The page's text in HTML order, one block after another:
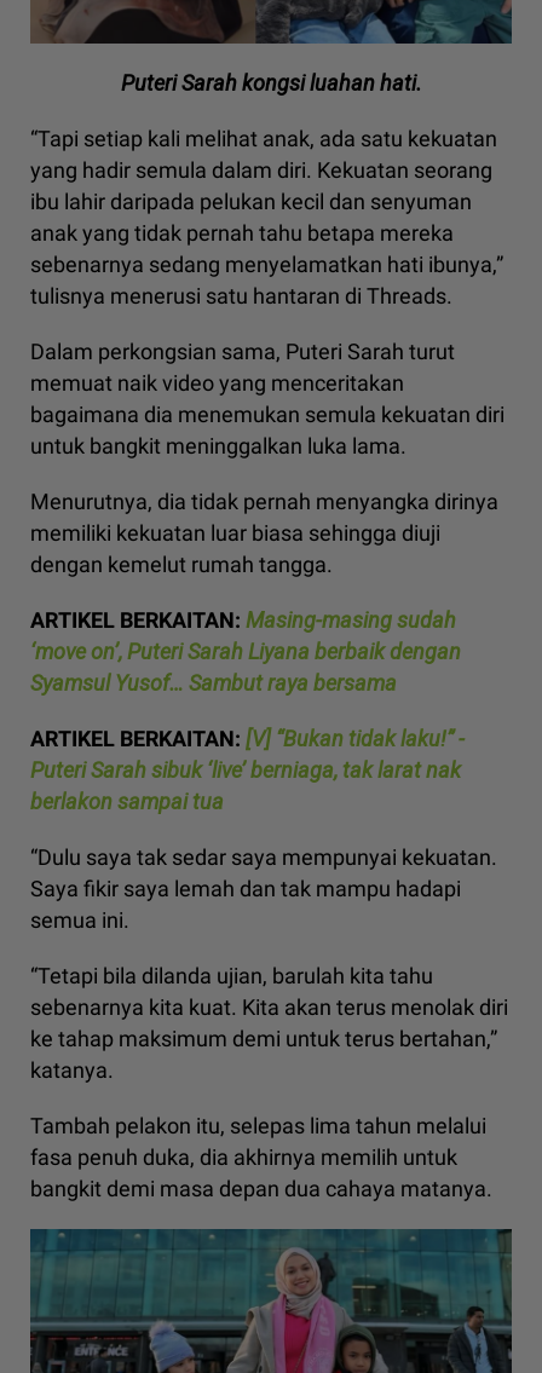
Puteri Sarah kongsi luahan hati.
“Tapi setiap kali melihat anak, ada satu kekuatan
yang hadir semula dalam diri. Kekuatan seorang
ibu lahir daripada pelukan kecil dan senyuman
anak yang tidak pernah tahu betapa mereka
sebenarnya sedang menyelamatkan hati ibunya,”
tulisnya menerusi satu hantaran di Threads.
Dalam perkongsian sama, Puteri Sarah turut
memuat naik video yang menceritakan
bagaimana dia menemukan semula kekuatan diri
untuk bangkit meninggalkan luka lama.
Menurutnya, dia tidak pernah menyangka dirinya
memiliki kekuatan luar biasa sehingga diuji
dengan kemelut rumah tangga.
ARTIKEL BERKAITAN: Masing-masing sudah
‘move on’, Puteri Sarah Liyana berbaik dengan
Syamsul Yusof… Sambut raya bersama
ARTIKEL BERKAITAN: [V] “Bukan tidak laku!” -
Puteri Sarah sibuk ‘live’ berniaga, tak larat nak
berlakon sampai tua
“Dulu saya tak sedar saya mempunyai kekuatan.
Saya fikir saya lemah dan tak mampu hadapi
semua ini.
“Tetapi bila dilanda ujian, barulah kita tahu
sebenarnya kita kuat. Kita akan terus menolak diri
ke tahap maksimum demi untuk terus bertahan,”
katanya.
Tambah pelakon itu, selepas lima tahun melalui
fasa penuh duka, dia akhirnya memilih untuk
bangkit demi masa depan dua cahaya matanya.